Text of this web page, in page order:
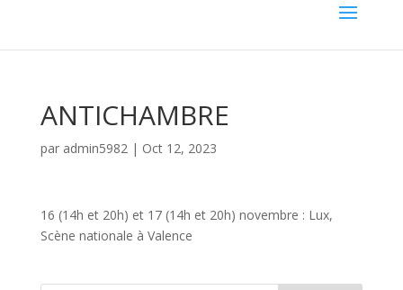
ANTICHAMBRE
par admin5982| Oct 12, 2023
16 (14h et 20h) et 17 (14h et 20h) novembre : Lux,
Scène nationale à Valence